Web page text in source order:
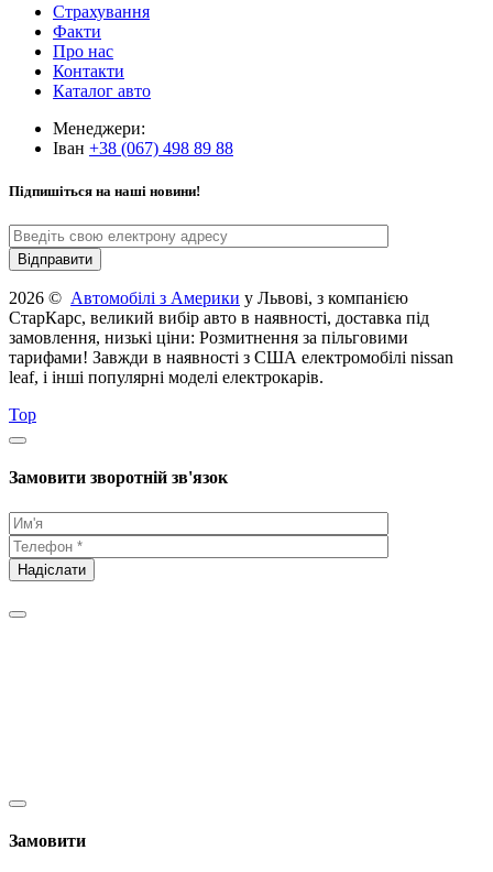
Страхування
Факти
Про нас
Контакти
Каталог авто
Менеджери:
Іван +38 (067) 498 89 88
Підпишіться на наші новини!
2026 © Автомобілі з Америки у Львові, з компанією
СтарКарс, великий вибір авто в наявності, доставка під
замовлення, низькі ціни: Розмитнення за пільговими
тарифами! Завжди в наявності з США електромобілі nissan
leaf, і інші популярні моделі електрокарів.
Top
Замовити зворотній зв'язок
Замовити